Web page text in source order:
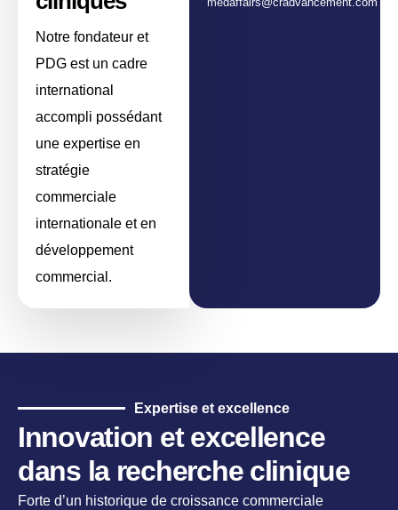
Notre fondateur et
PDG est un cadre
international
accompli possédant
une expertise en
stratégie
commerciale
internationale et en
développement
commercial.
Expertise et excellence
Innovation et excellence
dans la recherche clinique
Forte d’un historique de croissance commerciale